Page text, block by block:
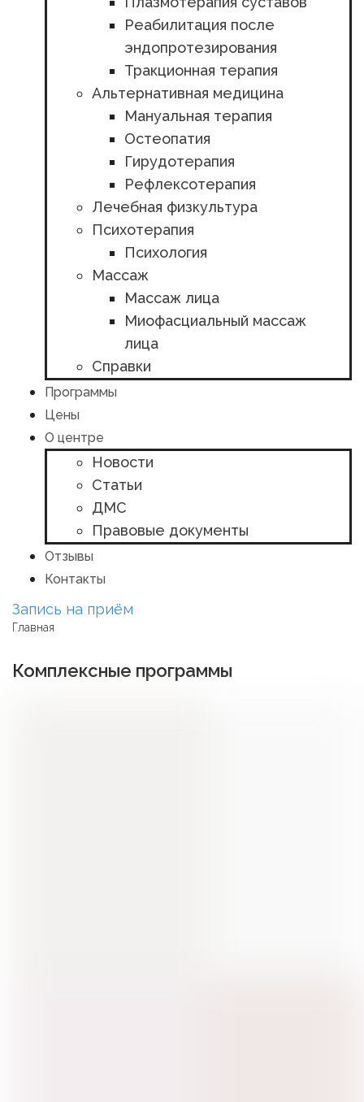
Реабилитация после
эндопротезирования
Тракционная терапия
Альтернативная медицина
Мануальная терапия
Остеопатия
Гирудотерапия
Рефлексотерапия
Лечебная физкультура
Психотерапия
Психология
Массаж
Массаж лица
Миофасциальный массаж
лица
Справки
Программы
Цены
О центре
Новости
Статьи
ДМС
Правовые документы
Отзывы
Контакты
Запись на приём
Главная
Комплексные программы